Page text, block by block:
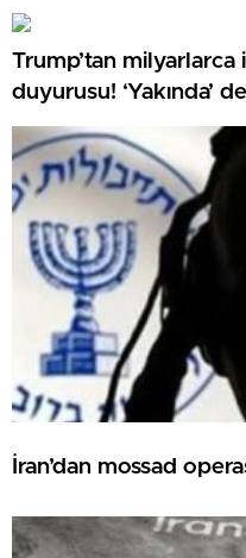
Trump’tan milyarlarca
duyurusu! ‘Yakında’
İran’dan mossad